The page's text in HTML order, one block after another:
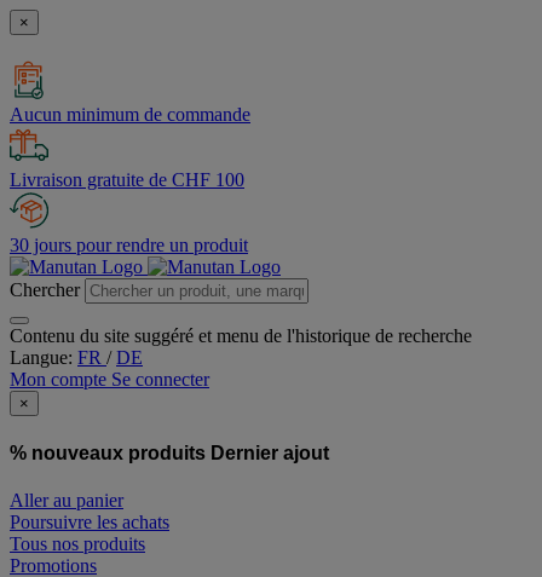
×
Aucun minimum de commande
Livraison gratuite de CHF 100
30 jours pour rendre un produit
Chercher
Contenu du site suggéré et menu de l'historique de recherche
Langue: FR /DE
Mon compte Se connecter
×
% nouveaux produits Dernier ajout
Aller au panier
Poursuivre les achats
Tous nos produits
Promotions